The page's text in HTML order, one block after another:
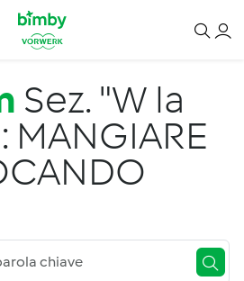
Sez. "W la
MANGIARE